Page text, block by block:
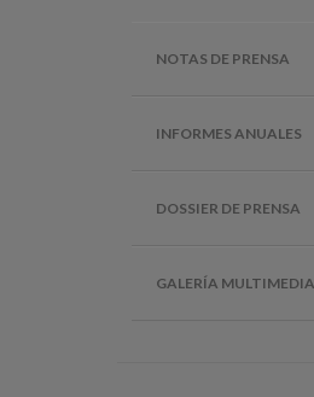
NOTAS DE PRENSA
INFORMES ANUALES
DOSSIER DE PRENSA
GALERÍA MULTIMEDIA